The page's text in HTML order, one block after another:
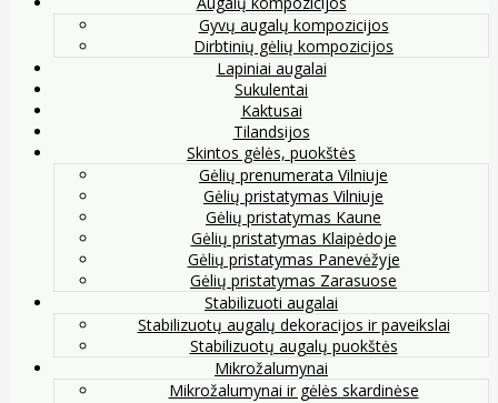
Gyvų augalų kompozicijos
Dirbtinių gėlių kompozicijos
Lapiniai augalai
Sukulentai
Kaktusai
Tilandsijos
Skintos gėlės, puokštės
Gėlių prenumerata Vilniuje
Gėlių pristatymas Vilniuje
Gėlių pristatymas Kaune
Gėlių pristatymas Klaipėdoje
Gėlių pristatymas Panevėžyje
Gėlių pristatymas Zarasuose
Stabilizuoti augalai
Stabilizuotų augalų dekoracijos ir paveikslai
Stabilizuotų augalų puokštės
Mikrožalumynai
Mikrožalumynai ir gėlės skardinėse